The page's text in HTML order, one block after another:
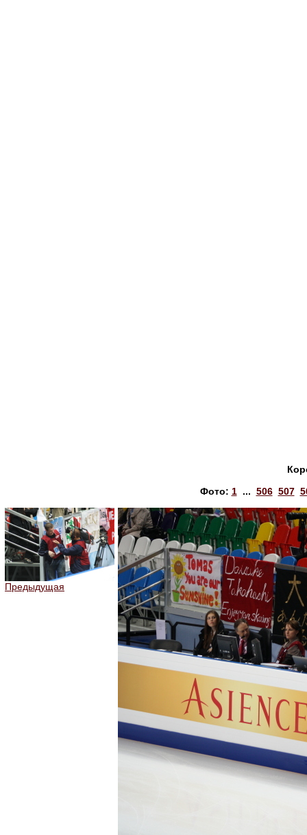
Фото: 1... 506 507
Предыдущая